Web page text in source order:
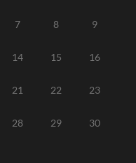
7 8 9
14 15 16
21 22 23
28 29 30